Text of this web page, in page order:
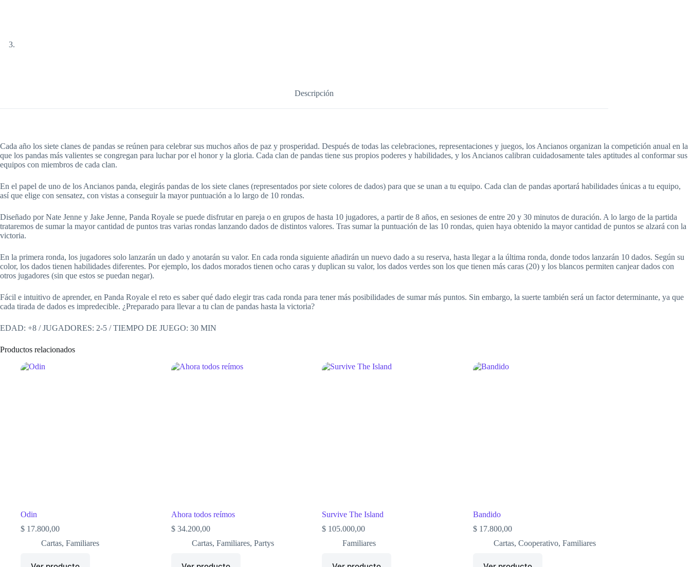
Descripción
Cada año los siete clanes de pandas se reúnen para celebrar sus muchos años de paz y prosperidad. Después de todas las celebraciones, representaciones y juegos, los Ancianos organizan la competición anual en la
que los pandas más valientes se congregan para luchar por el honor y la gloria. Cada clan de pandas tiene sus propios poderes y habilidades, y los Ancianos calibran cuidadosamente tales aptitudes al conformar sus
equipos con miembros de cada clan.
En el papel de uno de los Ancianos panda, elegirás pandas de los siete clanes (representados por siete colores de dados) para que se unan a tu equipo. Cada clan de pandas aportará habilidades únicas a tu equipo,
así que elige con sensatez, con vistas a conseguir la mayor puntuación a lo largo de 10 rondas.
Diseñado por Nate Jenne y Jake Jenne, Panda Royale se puede disfrutar en pareja o en grupos de hasta 10 jugadores, a partir de 8 años, en sesiones de entre 20 y 30 minutos de duración. A lo largo de la partida
trataremos de sumar la mayor cantidad de puntos tras varias rondas lanzando dados de distintos valores. Tras sumar la puntuación de las 10 rondas, quien haya obtenido la mayor cantidad de puntos se alzará con la
victoria.
En la primera ronda, los jugadores solo lanzarán un dado y anotarán su valor. En cada ronda siguiente añadirán un nuevo dado a su reserva, hasta llegar a la última ronda, donde todos lanzarán 10 dados. Según su
color, los dados tienen habilidades diferentes. Por ejemplo, los dados morados tienen ocho caras y duplican su valor, los dados verdes son los que tienen más caras (20) y los blancos permiten canjear dados con
otros jugadores (sin que estos se puedan negar).
Fácil e intuitivo de aprender, en Panda Royale el reto es saber qué dado elegir tras cada ronda para tener más posibilidades de sumar más puntos. Sin embargo, la suerte también será un factor determinante, ya que
cada tirada de dados es impredecible. ¿Preparado para llevar a tu clan de pandas hasta la victoria?
EDAD: +8 / JUGADORES: 2-5 / TIEMPO DE JUEGO: 30 MIN
Productos relacionados
Odin
$ 17.800,00
Cartas, Familiares
Ahora todos reímos
$ 34.200,00
Cartas,Familiares,Partys
Survive The Island
$ 105.000,00
Familiares
Bandido
$17.800,00
Cartas, Cooperativo, Familiares